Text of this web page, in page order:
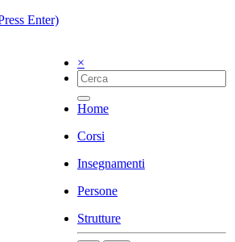
Enter)
×
Home
Corsi
Insegnamenti
Persone
Strutture